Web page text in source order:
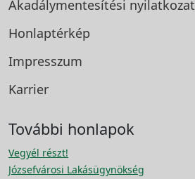
Akadálymentesítési nyilatkozat
Honlaptérkép
Impresszum
Karrier
További honlapok
Vegyél részt!
Józsefvárosi Lakásügynökség